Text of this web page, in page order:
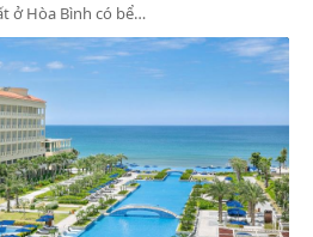
ở Hòa Bình có bể…